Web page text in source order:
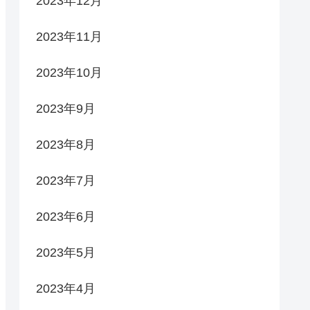
2023年11月
2023年10月
2023年9月
2023年8月
2023年7月
2023年6月
2023年5月
2023年4月